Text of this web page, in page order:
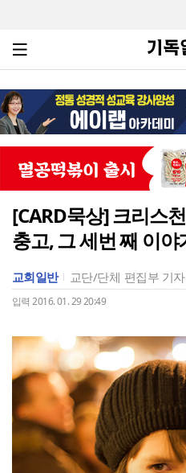
[CARD묵상] 크리스
충고, 그 세번 째 이야
교회일반 교단/단체 편집부 기자
입력 2016. 01. 29 20:49